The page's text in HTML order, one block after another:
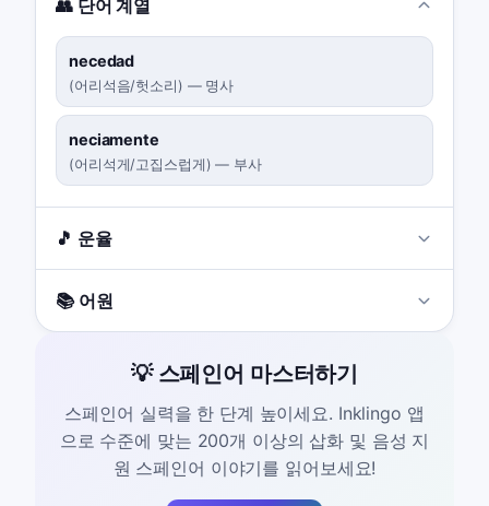
👥 단어 계열
necedad
(어리석음/헛소리) — 명사
neciamente
(어리석게/고집스럽게) — 부사
🎵 운율
📚 어원
💡 스페인어 마스터하기
스페인어 실력을 한 단계 높이세요. Inklingo 앱
으로 수준에 맞는 200개 이상의 삽화 및 음성 지
원 스페인어 이야기를 읽어보세요!